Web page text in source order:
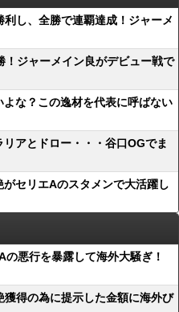
利し、全勝で連覇達成！ジャーメ
！ジャーメイン良がデビュー戦で
な？この逸材を代表に呼ばない
リアとドロー・・・谷口OGでま
セリエAのスタメンで大活躍し
悪行を暴露して海外大騒ぎ！
得の為に提示した金額に海外び